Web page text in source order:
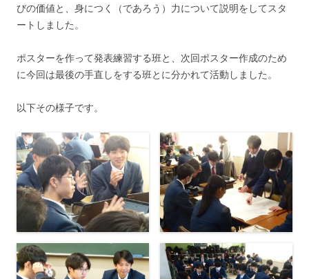
びの価値と、身につく（であろう）力について説明をしてスタ
ートしました。
ポスターを作って発表練習する班と、次回ポスター作成のため
に今回は最後の手直しをする班とに分かれて活動しました。
以下その様子です。